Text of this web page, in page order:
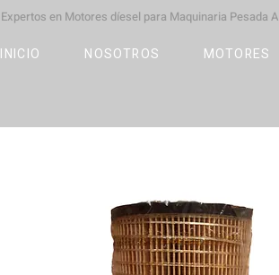
Expertos en Motores díesel para Maquinaria Pesada
INICIO NOSOTROS MOTORES